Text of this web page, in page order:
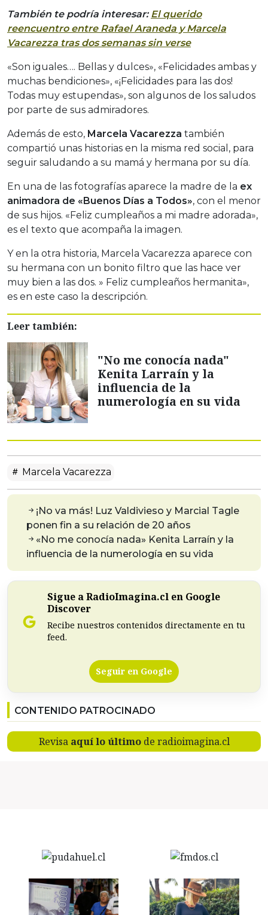
También te podría interesar: El querido
reencuentro entre Rafael Araneda y Marcela
Vacarezza tras dos semanas sin verse
«Son iguales…. Bellas y dulces», «Felicidades ambas y
muchas bendiciones», «¡Felicidades para las dos!
Todas muy estupendas», son algunos de los saludos
por parte de sus admiradores.
Además de esto, Marcela Vacarezza también
compartió unas historias en la misma red social, para
seguir saludando a su mamá y hermana por su día.
En una de las fotografías aparece la madre de la ex
animadora de «Buenos Días a Todos», con el menor
de sus hijos. «Feliz cumpleaños a mi madre adorada»,
es el texto que acompaña la imagen.
Y en la otra historia, Marcela Vacarezza aparece con
su hermana con un bonito filtro que las hace ver
muy bien a las dos. » Feliz cumpleaños hermanita»,
es en este caso la descripción.
Leer también:
"No me conocía nada"
Kenita Larraín y la
influencia de la
numerología en su vida
Marcela Vacarezza
¡No va más! Luz Valdivieso y Marcial Tagle
ponen fin a su relación de 20 años
«No me conocía nada» Kenita Larraín y la
influencia de la numerología en su vida
Sigue a RadioImagina.cl en Google
Discover
Recibe nuestros contenidos directamente en tu
feed.
Seguir en Google
CONTENIDO PATROCINADO
Revisa aquí lo últimode radioimagina.cl